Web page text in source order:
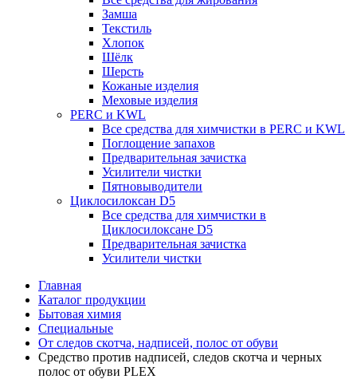
Замша
Текстиль
Хлопок
Шёлк
Шерсть
Кожаные изделия
Меховые изделия
PERC и KWL
Все средства для химчистки в PERC и KWL
Поглощение запахов
Предварительная зачистка
Усилители чистки
Пятновыводители
Циклосилоксан D5
Все средства для химчистки в
Циклосилоксане D5
Предварительная зачистка
Усилители чистки
Главная
Каталог продукции
Бытовая химия
Специальные
От следов скотча, надписей, полос от обуви
Средство против надписей, следов скотча и черных
полос от обуви PLEX